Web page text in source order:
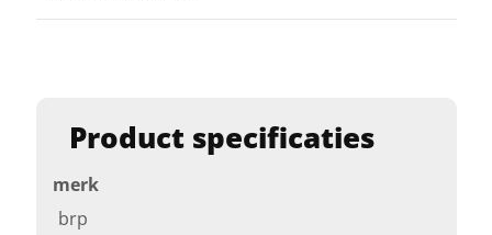
Product specificaties
merk
brp